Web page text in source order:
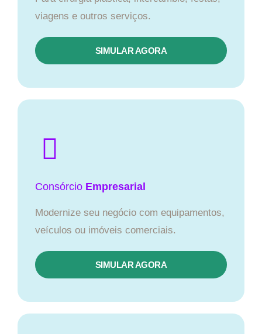
viagens e outros serviços.
SIMULAR AGORA
Consórcio Empresarial
Modernize seu negócio com equipamentos,
veículos ou imóveis comerciais.
SIMULAR AGORA